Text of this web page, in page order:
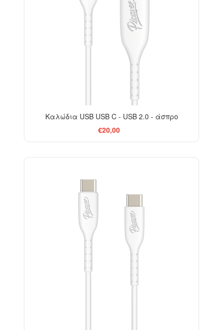
Καλώδια USB USB C - USB 2.0 - άσπρο
€20,00